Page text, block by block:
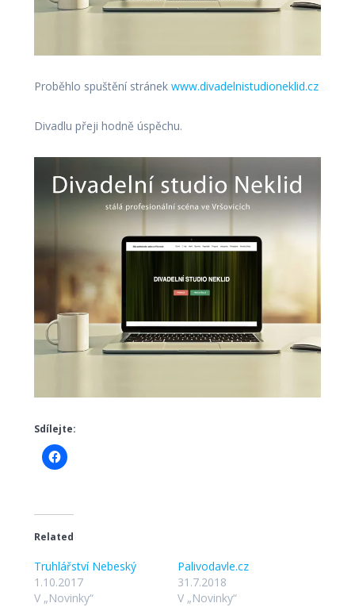
Proběhlo spuštění stránek www.divadelnistudioneklid.cz
Divadlu přeji hodně úspěchu.
Sdílejte:
Related
Truhlářství Nebeský
1.10.2017
V „Novinky“
Palivodavle.cz
31.7.2018
V „Novinky“